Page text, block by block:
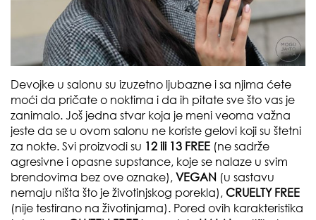
Devojke u salonu su izuzetno ljubazne i sa njima ćete
moći da pričate o noktima i da ih pitate sve što vas je
zanimalo. Još jedna stvar koja je meni veoma važna
jeste da se u ovom salonu ne koriste gelovi koji su štetni
za nokte. Svi proizvodi su 12 ili 13 FREE (ne sadrže
agresivne i opasne supstance, koje se nalaze u svim
brendovima bez ove oznake), VEGAN (u sastavu
nemaju ništa što je životinjskog porekla), CRUELTY FREE
(nije testirano na životinjama). Pored ovih karakteristika